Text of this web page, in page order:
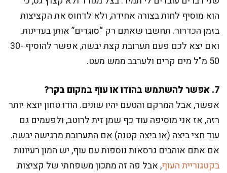
הוא מוסיף לחות בצורה אחידה, ולא לדחוס את הקציצות
בזמן הכדרור. תחשבו שאתם רק “סוגרים” אותן בעדינות.
ואם יצא לכם פעם תערובת קצת יבשה, אפשר להוסיף 30-
50 מ"ל מים קרים ולערבב ממש מעט.
7. אפשר להשתמש בהודו או עוף במקום בקר?
אפשר, אבל המרקם והטעם יהיו שונים. הודו טחון יוצא יותר
רזה, אז אני מוסיפה עוד כף שמן זית לרוטב, ולפעמים גם
עוד חצי ביצה (או ביצה קטנה) אם התערובת מרגישה יבשה.
אם אתם אוהבים גרסאות נוספות עם עוף, יש המון רעיונות
בקטגוריית העוף, אבל פה זה מתכון משפחתי של קציצות